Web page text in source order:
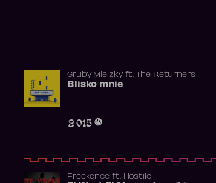
Gruby Mielzkyft. The Returners
Blisko mnie
2 015
Freekence ft. Hostile